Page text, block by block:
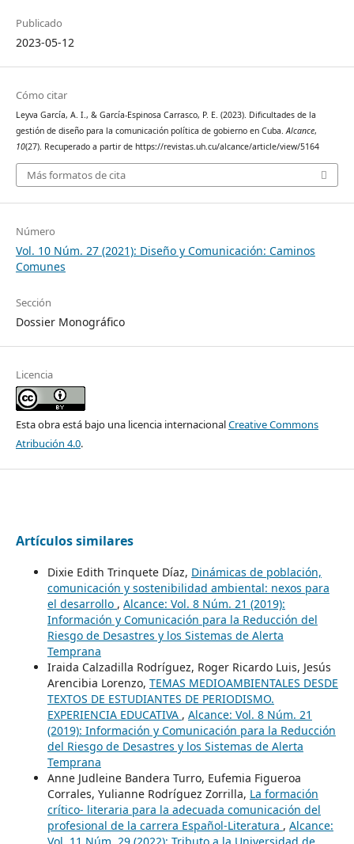
Publicado
2023-05-12
Cómo citar
Leyva García, A. I., & García-Espinosa Carrasco, P. E. (2023). Dificultades de la
gestión de diseño para la comunicación política de gobierno en Cuba.Alcance,
10(27). Recuperado a partir de https://revistas.uh.cu/alcance/article/view/5164
Más formatos de cita
Número
Vol. 10 Núm. 27 (2021): Diseño y Comunicación: Caminos
Comunes
Sección
Dossier Monográfico
Licencia
Esta obra está bajo una licencia internacionalCreative Commons
Atribución 4.0.
Artículos similares
Dixie Edith Trinquete Díaz, Dinámicas de población,
comunicación y sostenibilidad ambiental: nexos para
el desarrollo , Alcance: Vol. 8 Núm. 21 (2019):
Información y Comunicación para la Reducción del
Riesgo de Desastres y los Sistemas de Alerta
Temprana
Iraida Calzadilla Rodríguez, Roger Ricardo Luis, Jesús
Arencibia Lorenzo, TEMAS MEDIOAMBIENTALES DESDE
TEXTOS DE ESTUDIANTES DE PERIODISMO.
EXPERIENCIA EDUCATIVA , Alcance: Vol. 8 Núm. 21
(2019): Información y Comunicación para la Reducción
del Riesgo de Desastres y los Sistemas de Alerta
Temprana
Anne Judleine Bandera Turro, Eufemia Figueroa
Corrales, Yulianne Rodríguez Zorrilla, La formación
crítico- literaria para la adecuada comunicación del
profesional de la carrera Español-Literatura , Alcance: